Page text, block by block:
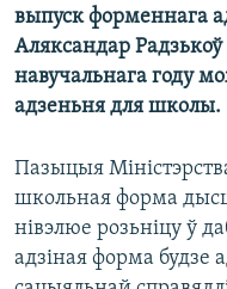
выпуск форменнага
Аляксандар Радзькоў
навучальнага году
адзеньня для школы.
Пазыцыя
школьная форма
нівэлюе розьніцу ў
адзіная форма